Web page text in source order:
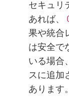
セキュリ
あれば、
果や統合
は安全で
いる場合
スに追加
あります。